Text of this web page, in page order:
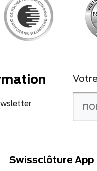
Swissclôture App